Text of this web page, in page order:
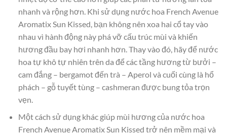
nhanh và rộng hơn. Khi sử dụng nước hoa French Avenue
Aromatix Sun Kissed, bạn không nên xoa hai cổ tay vào
nhau vì hành động này phá vỡ cấu trúc mùi và khiến
hương đầu bay hơi nhanh hơn. Thay vào đó, hãy để nước
hoa tự khô tự nhiên trên da để các tầng hương từ bưởi –
cam đắng – bergamot đến trà – Aperol và cuối cùng là hổ
phách – gỗ tuyết tùng – cashmeran được bung tỏa trọn
vẹn.
Một cách sử dụng khác giúp mùi hương của nước hoa
French Avenue Aromatix Sun Kissed trở nên mềm mại và